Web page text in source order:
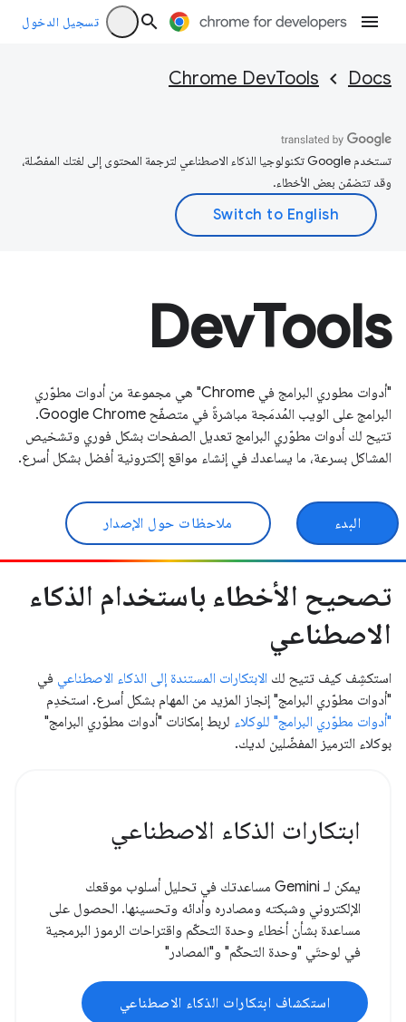
تسجيل الدخول
Docs
Chrome DevTools
تستخدم Google تكنولوجيا الذكاء الاصطناعي لترجمة المحتوى إلى لغتك المفضّلة،
وقد تتضمّن بعض الأخطاء.
DevTools
"أدوات مطوري البرامج في Chrome" هي مجموعة من أدوات مطوّري
البرامج على الويب المُدمَجة مباشرةً في متصفّح Google Chrome.
تتيح لك أدوات مطوّري البرامج تعديل الصفحات بشكل فوري وتشخيص
المشاكل بسرعة، ما يساعدك في إنشاء مواقع إلكترونية أفضل بشكل أسرع.
البدء ملاحظات حول الإصدار
تصحيح الأخطاء باستخدام الذكاء
الاصطناعي
استكشِف كيف تتيح لك الابتكارات المستندة إلى الذكاء الاصطناعي في
"أدوات مطوّري البرامج" إنجاز المزيد من المهام بشكل أسرع. استخدِم
"أدوات مطوّري البرامج" للوكلاء لربط إمكانات "أدوات مطوّري البرامج"
بوكلاء الترميز المفضّلين لديك.
ابتكارات الذكاء الاصطناعي
يمكن لـ Gemini مساعدتك في تحليل أسلوب موقعك
الإلكتروني وشبكته ومصادره وأدائه وتحسينها. الحصول على
مساعدة بشأن أخطاء وحدة التحكّم واقتراحات الرموز البرمجية
في لوحتَي "وحدة التحكّم" و"المصادر"
استكشاف ابتكارات الذكاء الاصطناعي